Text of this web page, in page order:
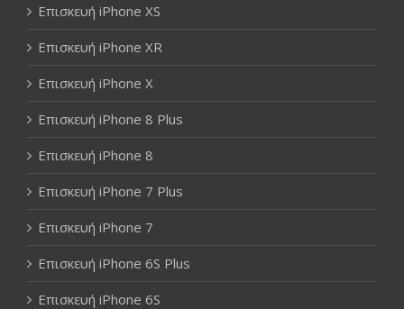
Επισκευή iPhone XS
Επισκευή iPhone XR
Επισκευή iPhone X
Επισκευή iPhone 8 Plus
Επισκευή iPhone 8
Επισκευή iPhone 7 Plus
Επισκευή iPhone 7
Επισκευή iPhone 6S Plus
Επισκευή iPhone 6S